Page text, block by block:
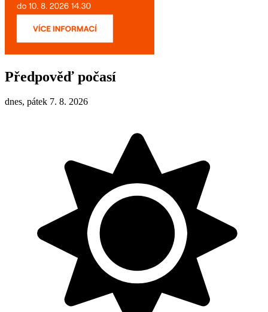
Předpověď počasí
dnes, pátek 7. 8. 2026